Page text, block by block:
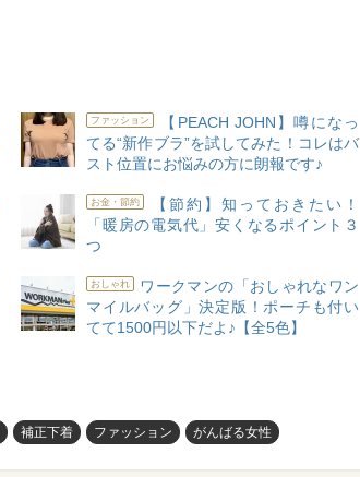
ファッション
【PEACH JOHN】噂になっ
てる“新作ブラ”を試してみた！コレはバ
スト位置にお悩みの方に朗報です♪
お金・節約
【節約】知っておきたい！
「暖房の電気代」安くなるポイント３
つ
おしゃれ
ワークマンの「おしゃれなワン
マイルバッグ」決定版！ポーチも付い
てて1500円以下だよ♪【全5色】
補正下着 ファッション がんばる女性